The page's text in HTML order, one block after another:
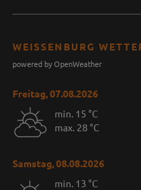
WEISSENBURG WETTER
powered by OpenWeather
Freitag, 07.08.2026
min. 15 °C
max. 28 °C
Samstag, 08.08.2026
min. 13 °C